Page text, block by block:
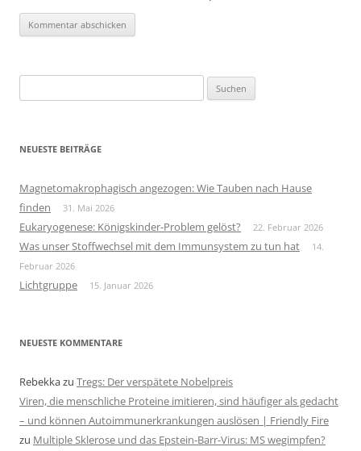
nach:
NEUESTE BEITRÄGE
Magnetomakrophagisch angezogen: Wie Tauben nach Hause
finden
31. Mai 2026
Eukaryogenese: Königskinder-Problem gelöst? 22. Februar 2026
Was unser Stoffwechsel mit dem Immunsystem zu tun hat
14.
Februar 2026
Lichtgruppe 15. Januar 2026
NEUESTE KOMMENTARE
Rebekkazu Tregs: Der verspätete Nobelpreis
Viren, die menschliche Proteine imitieren, sind häufiger als gedacht
– und können Autoimmunerkrankungen auslösen | Friendly Fire
zu Multiple Sklerose und das Epstein-Barr-Virus: MS wegimpfen?